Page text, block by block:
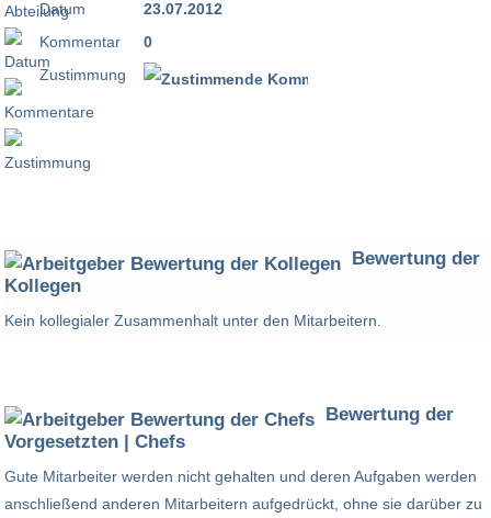
Datum
Kommentar
Zustimmung
23.07.2012
0
Bewertung der
Kollegen
Kein kollegialer Zusammenhalt unter den Mitarbeitern.
Bewertung der
Vorgesetzten | Chefs
Gute Mitarbeiter werden nicht gehalten und deren Aufgaben werden
anschließend anderen Mitarbeitern aufgedrückt, ohne sie darüber zu